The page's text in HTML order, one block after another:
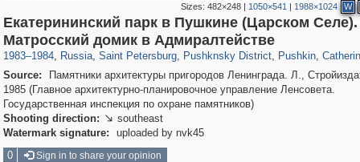
Sizes: 482×248| 1050×541 | 1988×1024 W
Екатерининский парк в Пушкине (Царском Селе).
Матросский домик в Адмиралтействе
1983–1984, Russia
1,407,704 29,262
, Saint Petersburg
197,287 5,716
, Pushknsky District
11,385 655
, Pushkin
7,591
,
Source:
Памятники архитектуры пригородов Ленинграда. Л.,
1985 (Главное архитектурно-планировочное управление Ленсовета.
Государственная инспекция по охране памятников)
Shooting direction:  southeast
Watermark signature:
uploaded by nvk45
0
Sign in to share your opinion